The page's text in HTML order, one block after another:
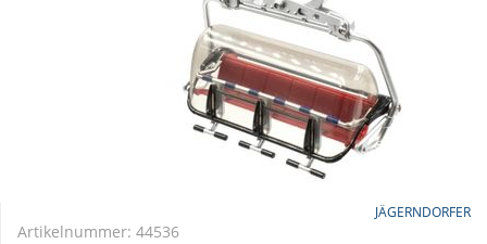
JÄGERNDORFER
Artikelnummer: 44536